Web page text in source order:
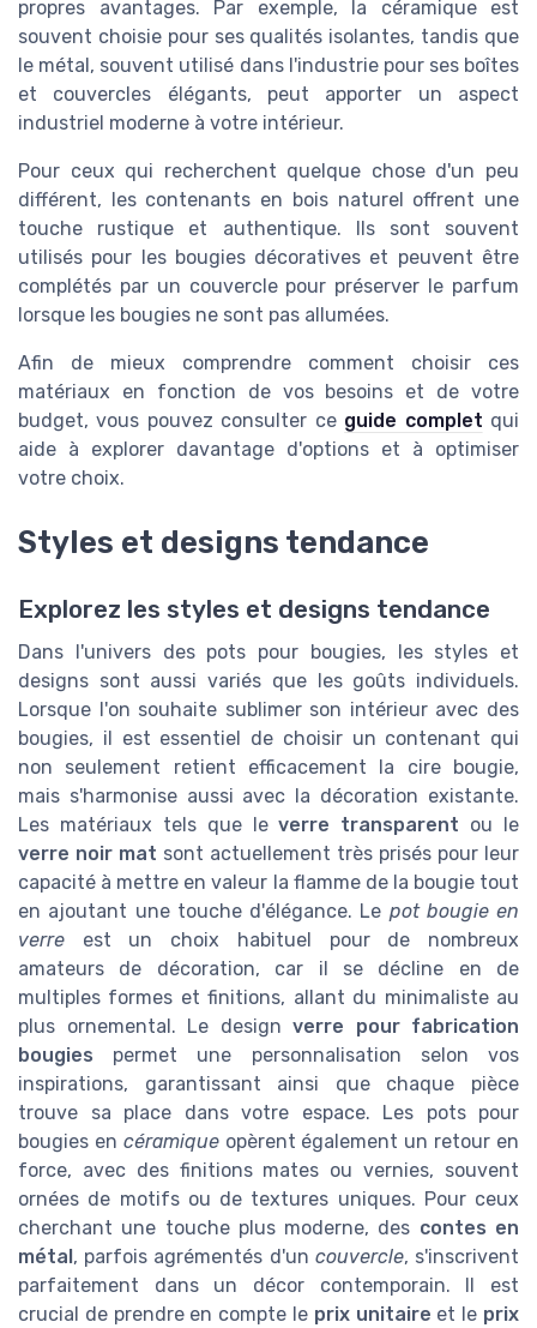
propres avantages. Par exemple, la céramique est
souvent choisie pour ses qualités isolantes, tandis que
le métal, souvent utilisé dans l'industrie pour ses boîtes
et couvercles élégants, peut apporter un aspect
industriel moderne à votre intérieur.
Pour ceux qui recherchent quelque chose d'un peu
différent, les contenants en bois naturel offrent une
touche rustique et authentique. Ils sont souvent
utilisés pour les bougies décoratives et peuvent être
complétés par un couvercle pour préserver le parfum
lorsque les bougies ne sont pas allumées.
Afin de mieux comprendre comment choisir ces
matériaux en fonction de vos besoins et de votre
budget, vous pouvez consulter ce guide complet qui
aide à explorer davantage d'options et à optimiser
votre choix.
Styles et designs tendance
Explorez les styles et designs tendance
Dans l'univers des pots pour bougies, les styles et
designs sont aussi variés que les goûts individuels.
Lorsque l'on souhaite sublimer son intérieur avec des
bougies, il est essentiel de choisir un contenant qui
non seulement retient efficacement la cire bougie,
mais s'harmonise aussi avec la décoration existante.
Les matériaux tels que leverre transparent ou le
verre noir mat sont actuellement très prisés pour leur
capacité à mettre en valeur la flamme de la bougie tout
en ajoutant une touche d'élégance. Le pot bougie en
verre est un choix habituel pour de nombreux
amateurs de décoration, car il se décline en de
multiples formes et finitions, allant du minimaliste au
plus ornemental. Le design verre pour fabrication
bougies permet une personnalisation selon vos
inspirations, garantissant ainsi que chaque pièce
trouve sa place dans votre espace. Les pots pour
bougies en céramiqueopèrent également un retour en
force, avec des finitions mates ou vernies, souvent
ornées de motifs ou de textures uniques. Pour ceux
cherchant une touche plus moderne, des contes en
métal , parfois agrémentés d'un couvercle, s'inscrivent
parfaitement dans un décor contemporain. Il est
crucial de prendre en compte le prix unitaire et le prix